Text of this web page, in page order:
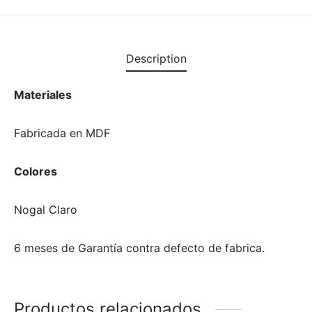
Description
Materiales
Fabricada en MDF
Colores
Nogal Claro
6 meses de Garantía contra defecto de fabrica.